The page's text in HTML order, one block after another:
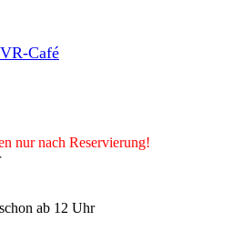
Café
nur nach Reservierung!
ab 12 Uhr